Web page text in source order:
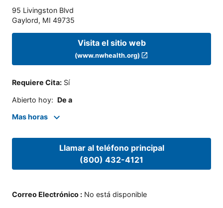
95 Livingston Blvd
Gaylord, MI 49735
Visita el sitio web
(www.nwhealth.org)
Requiere Cita: Sí
Abierto hoy: De a
Mas horas
Llamar al teléfono principal
(800) 432-4121
Correo Electrónico : No está disponible